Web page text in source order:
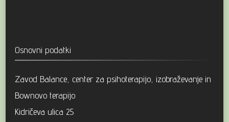
Osnovni podatki
Zavod Balance, center za psihoterapijo, izobraževanje in
Bownovo terapijo
Kidričeva ulica 25